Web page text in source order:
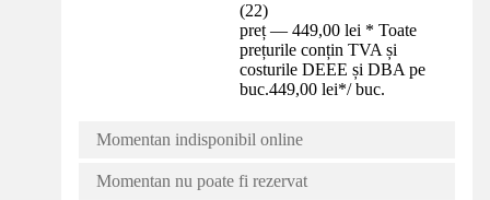
(22)
preț — 449,00 lei * Toate
prețurile conțin TVA și
costurile DEEE și DBA pe
buc.449,00 lei*/ buc.
Momentan indisponibil online
Momentan nu poate fi rezervat